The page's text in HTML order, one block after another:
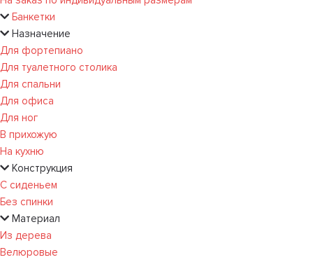
Банкетки
Назначение
Для фортепиано
Для туалетного столика
Для спальни
Для офиса
Для ног
В прихожую
На кухню
Конструкция
С сиденьем
Без спинки
Материал
Из дерева
Велюровые